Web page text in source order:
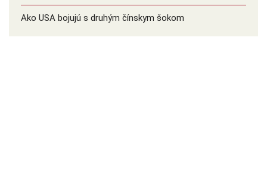
Ako USA bojujú s druhým čínskym šokom